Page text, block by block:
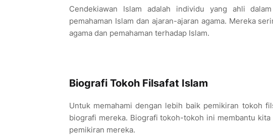
Cendekiawan Islam adalah individu yang ahli
pemahaman Islam dan ajaran-ajaran agama. Mereka
agama dan pemahaman terhadap Islam.
Biografi Tokoh Filsafat Islam
Untuk memahami dengan lebih baik pemikiran tokoh
biografi mereka. Biografi tokoh-tokoh ini membantu
pemikiran mereka.